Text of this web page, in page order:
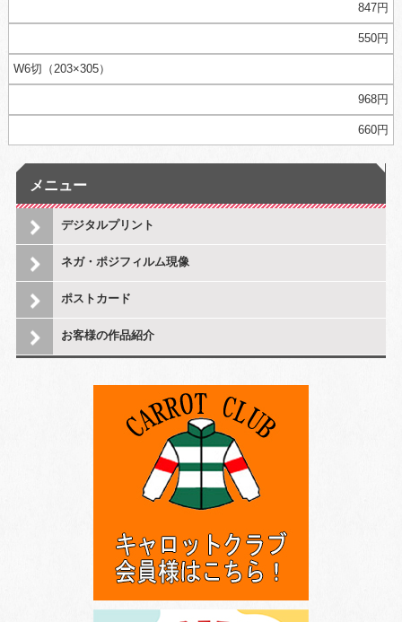
847円
550円
W6切（203×305）
968円
660円
メニュー
デジタルプリント
ネガ・ポジフィルム現像
ポストカード
お客様の作品紹介